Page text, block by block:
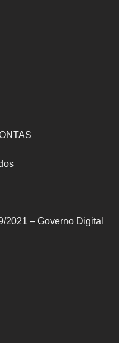
2021 – Governo Digital